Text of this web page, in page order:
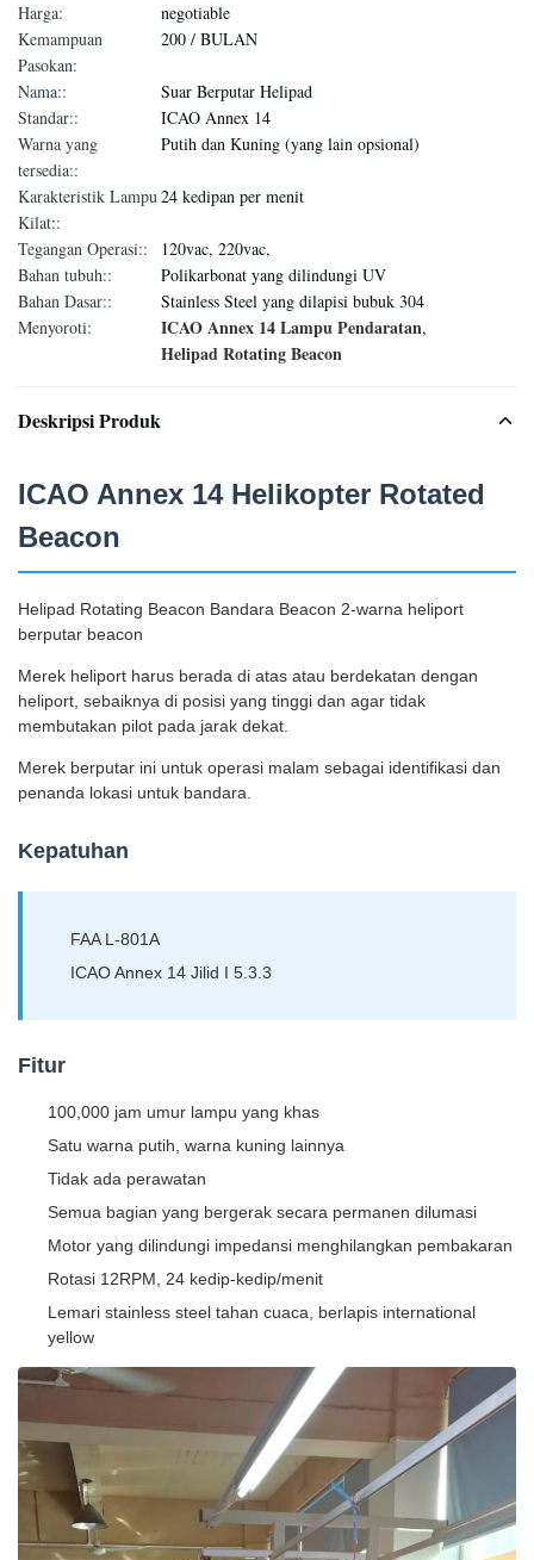
Harga:
negotiable
Kemampuan
Pasokan:
200 / BULAN
Nama::
Suar Berputar Helipad
Standar::
ICAO Annex 14
Warna yang
tersedia::
Putih dan Kuning (yang lain opsional)
Karakteristik Lampu
Kilat::
24 kedipan per menit
Tegangan Operasi::
120vac, 220vac,
Bahan tubuh::
Polikarbonat yang dilindungi UV
Bahan Dasar::
Stainless Steel yang dilapisi bubuk 304
Menyoroti:
ICAO Annex 14 Lampu Pendaratan,
Helipad Rotating Beacon
Deskripsi Produk
ICAO Annex 14 Helikopter Rotated
Beacon
Helipad Rotating Beacon Bandara Beacon 2-warna heliport
berputar beacon
Merek heliport harus berada di atas atau berdekatan dengan
heliport, sebaiknya di posisi yang tinggi dan agar tidak
membutakan pilot pada jarak dekat.
Merek berputar ini untuk operasi malam sebagai identifikasi dan
penanda lokasi untuk bandara.
Kepatuhan
FAA L-801A
ICAO Annex 14 Jilid I 5.3.3
Fitur
100,000 jam umur lampu yang khas
Satu warna putih, warna kuning lainnya
Tidak ada perawatan
Semua bagian yang bergerak secara permanen dilumasi
Motor yang dilindungi impedansi menghilangkan pembakaran
Rotasi 12RPM, 24 kedip-kedip/menit
Lemari stainless steel tahan cuaca, berlapis international
yellow